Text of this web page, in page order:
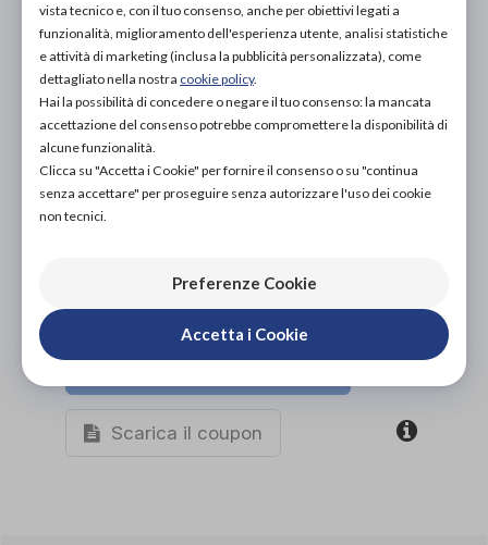
PROVA E ACQUISTA IN NEGOZIO
DA199,00€
PROVA E NOLEGGIA IN NEGOZIO
NON DISPONIBILE
ACQUISTA ONLINE
NON DISPONIBILE
Scarica il coupon
vista tecnico e, con il tuo consenso, anche per obiettivi legati a
funzionalità, miglioramento dell'esperienza utente, analisi statistiche
e attività di marketing (inclusa la pubblicità personalizzata), come
dettagliato nella nostra cookie policy.
Hai la possibilità di concedere o negare il tuo consenso: la mancata
accettazione del consenso potrebbe compromettere la disponibilità di
alcune funzionalità.
Clicca su "Accetta i Cookie" per fornire il consenso o su "continua
senza accettare" per proseguire senza autorizzare l'uso dei cookie
non tecnici.
Preferenze Cookie
Accetta i Cookie